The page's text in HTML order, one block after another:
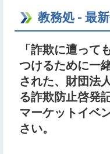
教務処 - 最
「詐欺に遭って
つけるために一
された、財団法
る詐欺防止啓発
マーケットイベ
さい。